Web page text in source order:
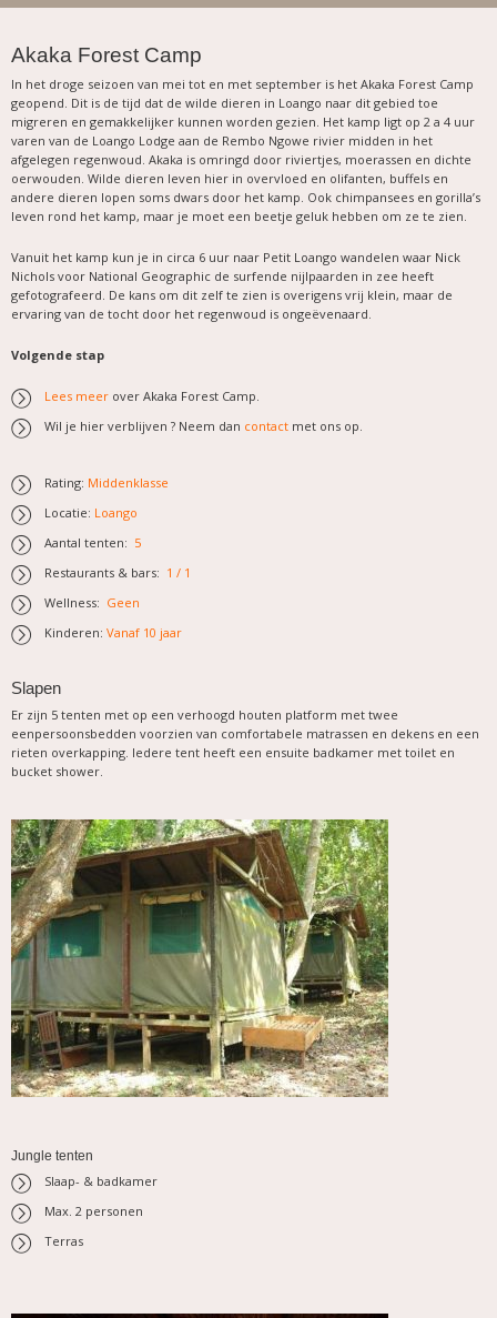
Akaka Forest Camp
In het droge seizoen van mei tot en met september is het Akaka Forest Camp
geopend. Dit is de tijd dat de wilde dieren in Loango naar dit gebied toe
migreren en gemakkelijker kunnen worden gezien. Het kamp ligt op 2 a 4 uur
varen van de Loango Lodge aan de Rembo Ngowe rivier midden in het
afgelegen regenwoud. Akaka is omringd door riviertjes, moerassen en dichte
oerwouden. Wilde dieren leven hier in overvloed en olifanten, buffels en
andere dieren lopen soms dwars door het kamp. Ook chimpansees en gorilla’s
leven rond het kamp, maar je moet een beetje geluk hebben om ze te zien.
Vanuit het kamp kun je in circa 6 uur naar Petit Loango wandelen waar Nick
Nichols voor National Geographic de surfende nijlpaarden in zee heeft
gefotografeerd. De kans om dit zelf te zien is overigens vrij klein, maar de
ervaring van de tocht door het regenwoud is ongeëvenaard.
Volgende stap
Lees meer over Akaka Forest Camp.
Wil je hier verblijven ? Neem dan contact met ons op.
Rating: Middenklasse
Locatie: Loango
Aantal tenten: 5
Restaurants & bars: 1 / 1
Wellness: Geen
Kinderen: Vanaf 10 jaar
Slapen
Er zijn 5 tenten met op een verhoogd houten platform met twee
eenpersoonsbedden voorzien van comfortabele matrassen en dekens en een
rieten overkapping. Iedere tent heeft een ensuite badkamer met toilet en
bucket shower.
Jungle tenten
Slaap- & badkamer
Max. 2 personen
Terras